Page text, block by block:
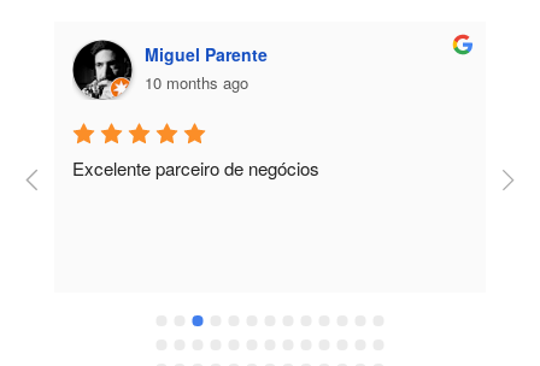
Miguel Parente
10 months ago
Excelente parceiro de negócios
OPORTUNIDADES DE RECRUTAMENTO SEM CATEGORIA